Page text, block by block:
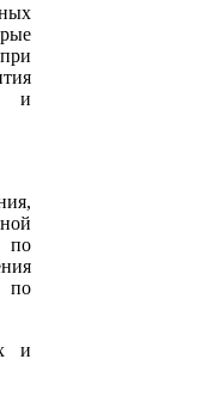
и
по
по
и